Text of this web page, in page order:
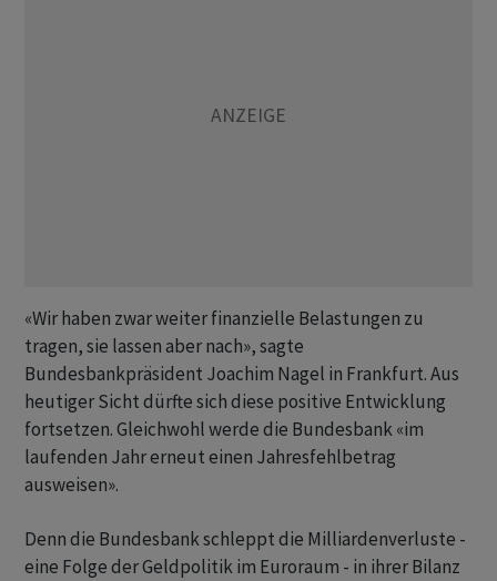
«Wir haben zwar weiter finanzielle Belastungen zu
tragen, sie lassen aber nach», sagte
Bundesbankpräsident Joachim Nagel in Frankfurt. Aus
heutiger Sicht dürfte sich diese positive Entwicklung
fortsetzen. Gleichwohl werde die Bundesbank «im
laufenden Jahr erneut einen Jahresfehlbetrag
ausweisen».
Denn die Bundesbank schleppt die Milliardenverluste -
eine Folge der Geldpolitik im Euroraum - in ihrer Bilanz